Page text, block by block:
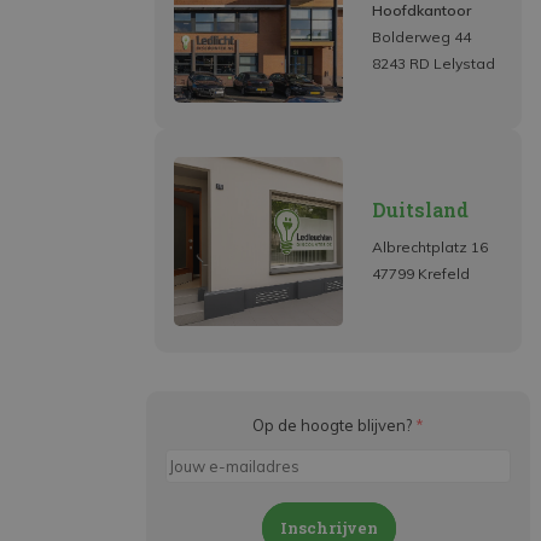
Hoofdkantoor
Bolderweg 44
8243 RD Lelystad
Duitsland
Albrechtplatz 16
47799 Krefeld
Op de hoogte blijven? *
Inschrijven